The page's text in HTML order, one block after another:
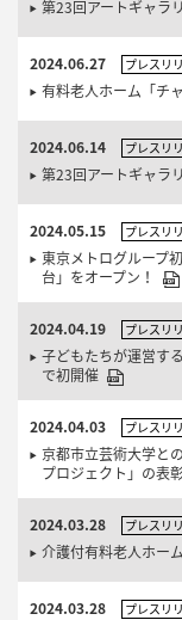
第23回アートギャラ
2024.06.27 プレスリ
有料老人ホーム「チ
2024.06.14 プレスリ
第23回アートギャ
2024.05.15 プレスリ
東京メトログループ
台」をオープン！
2024.04.19 プレスリ
子どもたちが運営す
で初開催
2024.04.03 プレスリ
京都市立芸術大学と
プロジェクト」の表
2024.03.28 プレスリ
介護付有料老人ホー
2024.03.28 プレスリ